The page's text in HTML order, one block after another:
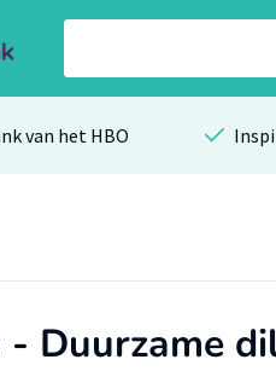
van het HBO
- Duurzame